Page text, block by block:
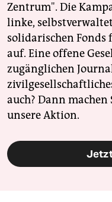
Zentrum". Die
linke,
solidarischen Fonds
auf. Eine offene
zugänglichen
auch? Dann
unsere Aktion.